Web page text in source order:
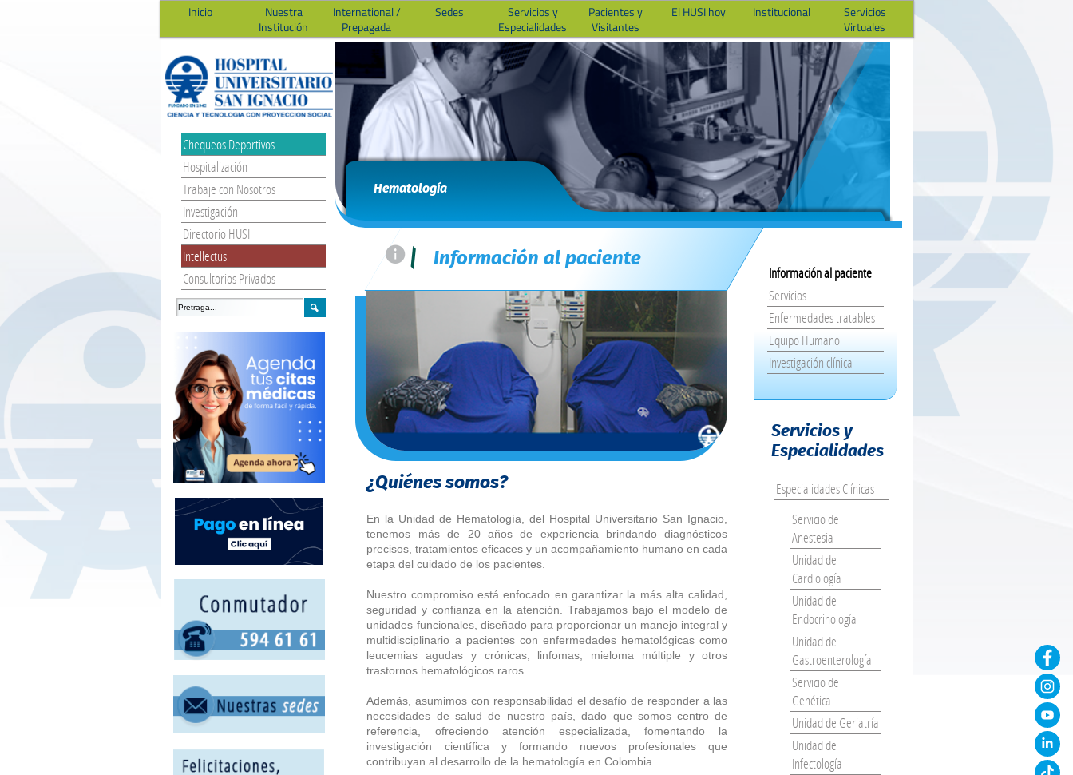
Inicio
Nuestra
Institución
International /
Prepagada
Sedes
Servicios y
Especialidades
Pacientes y
Visitantes
El HUSI hoy Institucional
Servicios
Virtuales
Chequeos Deportivos
Hospitalización
Trabaje con Nosotros
Investigación
Directorio HUSI
Intellectus
Consultorios Privados
Hematología
= | Información al paciente
¿Quiénes somos?
En la Unidad de Hematología, del Hospital Universitario San Ignacio,
tenemos más de 20 años de experiencia brindando diagnósticos
precisos, tratamientos eficaces y un acompañamiento humano en cada
etapa del cuidado de los pacientes.
Nuestro compromiso está enfocado en garantizar la más alta calidad,
seguridad y confianza en la atención. Trabajamos bajo el modelo de
unidades funcionales, diseñado para proporcionar un manejo integral y
multidisciplinario a pacientes con enfermedades hematológicas como
leucemias agudas y crónicas, linfomas, mieloma múltiple y otros
trastornos hematológicos raros.
Además, asumimos con responsabilidad el desafío de responder a las
necesidades de salud de nuestro país, dado que somos centro de
referencia, ofreciendo atención especializada, fomentando la
investigación científica y formando nuevos profesionales que
contribuyan al desarrollo de la hematología en Colombia.
Información al paciente
Servicios
Enfermedades tratables
Equipo Humano
Investigación clínica
Servicios y
Especialidades
Especialidades Clínicas
Servicio de
Anestesia
Unidad de
Cardiología
Unidad de
Endocrinología
Unidad de
Gastroenterología
Servicio de
Genética
Unidad de Geriatría
Unidad de
Infectología